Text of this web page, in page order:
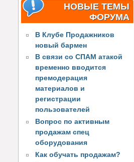
НОВЫЕ ТЕМЫ
ФОРУМА
В Клубе Продажников
новый бармен
В связи со СПАМ атакой
временно вводится
премодерация
материалов и
регистрации
пользователей
Вопрос по активным
продажам спец
оборудования
Как обучать продажам?